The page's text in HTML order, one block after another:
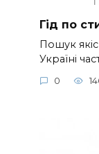
Гід по
Пошук
Україні
0